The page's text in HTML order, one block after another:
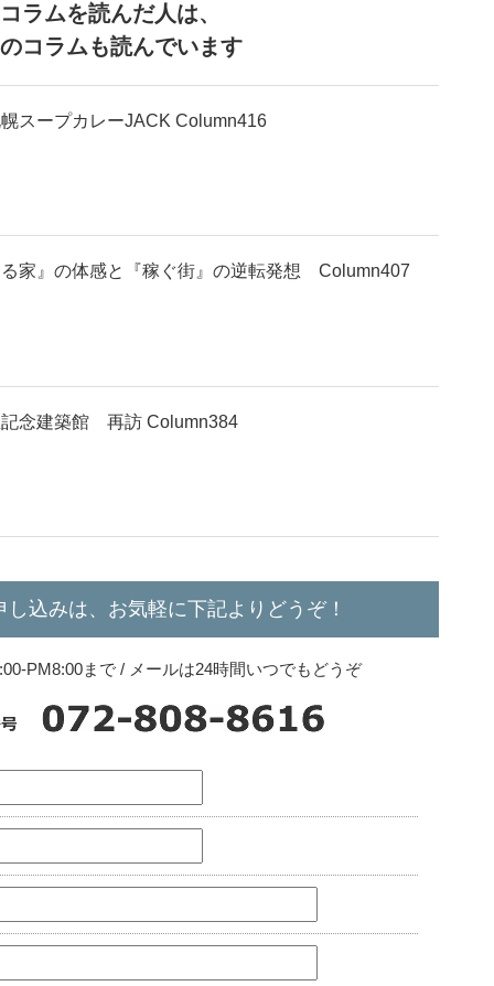
ラムを読んだ人は、
コラムも読んでいます
スープカレーJACK Column416
家』の体感と『稼ぐ街』の逆転発想 Column407
記念建築館 再訪 Column384
込みは、お気軽に下記よりどうぞ！
PM8:00まで / メールは24時間いつでもどうぞ